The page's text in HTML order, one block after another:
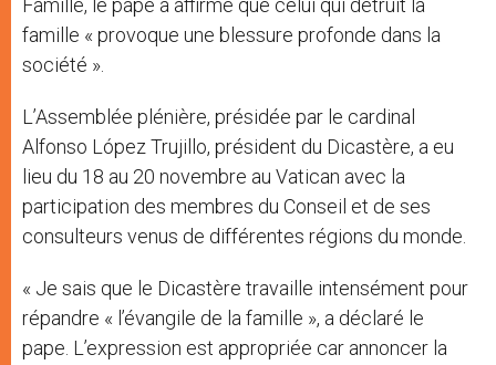
Famille, le pape a affirmé que celui qui détruit la
famille « provoque une blessure profonde dans la
société ».
L’Assemblée plénière, présidée par le cardinal
Alfonso López Trujillo, président du Dicastère, a eu
lieu du 18 au 20 novembre au Vatican avec la
participation des membres du Conseil et de ses
consulteurs venus de différentes régions du monde.
« Je sais que le Dicastère travaille intensément pour
répandre « l’évangile de la famille », a déclaré le
pape. L’expression est appropriée car annoncer la